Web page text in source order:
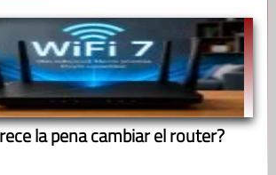
la pena cambiar el router?